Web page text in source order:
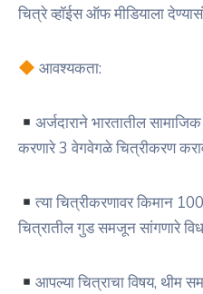
चित्रे व्हॉईस ऑफ मीडियाला
आवश्यकता:
अर्जदाराने भारतातील
करणारे 3 वेगवेगळे चित्रीकरण
त्या चित्रीकरणावर किमान
चित्रातील गुड समजून सांगणारे
आपल्या चित्राचा विषय, थीम